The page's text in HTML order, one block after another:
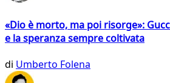
«Dio è morto, ma poi risorge»:
e la speranza sempre coltivata
di Umberto Folena